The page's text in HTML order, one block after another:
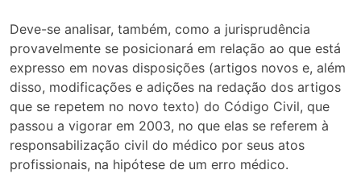
Deve-se analisar, também, como a jurisprudência
provavelmente se posicionará em relação ao que está
expresso em novas disposições (artigos novos e, além
disso, modificações e adições na redação dos artigos
que se repetem no novo texto) do Código Civil, que
passou a vigorar em 2003, no que elas se referem à
responsabilização civil do médico por seus atos
profissionais, na hipótese de um erro médico.